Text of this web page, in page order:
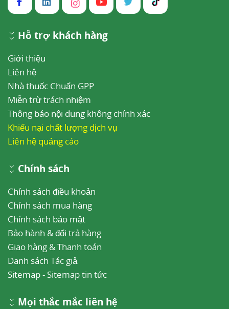
Hỗ trợ khách hàng
Giới thiệu
Liên hệ
Nhà thuốc Chuẩn GPP
Miễn trừ trách nhiệm
Thông báo nội dung không chính xác
Khiếu nại chất lượng dịch vụ
Liên hệ quảng cáo
Chính sách
Chính sách điều khoản
Chính sách mua hàng
Chính sách bảo mật
Bảo hành & đổi trả hàng
Giao hàng & Thanh toán
Danh sách Tác giả
Sitemap- Sitemap tin tức
Mọi thắc mắc liên hệ